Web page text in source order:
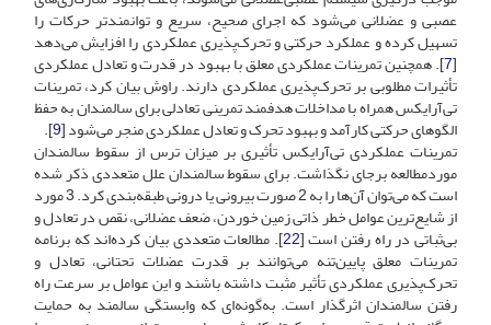
عصبی و عضلانی می‌شود که اجرای صحیح، سریع‌ و توانمندتر حرکات را
تسهیل کرده و عملکرد حرکتی و تحرک‌پذیری عملکردی را افزایش می‌دهد
[
7]. همچنین تمرینات عملکردی معلق با بهبود در قدرت و تعادل عملکردی
تأثیرات مطلوبی بر تحرک‌پذیری عملکردی دارند. راوش بیان کرد، تمرینات
تی‌آرایکس همراه با مداخلات هدفمند تمرینی تعادلی برای سالمندان به حفظ
الگوهای حرکتی کارآمد و بهبود تحرک و تعادل عملکردی منجر می‌شود [9
].
تمرینات عملکردی تی‌آرایکس تأثیری بر میزان ترس از سقوط سالمندان
موردمطالعه برجای نگذاشت. برای سقوط سالمندان علل متعددی ذکر شده
است که می‌توان آن‌ها را به 2 صورت بیرونی یا درونی طبقه‌بندی کرد. 3 مورد
از شایع‌ترین عوامل خطر ذاتی زمین خوردن، ضعف عضلانی، نقص در تعادل و
بی‌ثباتی در راه رفتن است [22]. مطالعات متعددی بیان کرده‌اند که برنامه
تمرینات معلق پایین‌تنه می‌توانند بر قدرت عضلات تحتانی، تعادل و
تحرک‌پذیری عملکردی تأثیر مثبت داشته باشند و این عوامل بر سرعت راه
رفتن سالمندان اثرگذار است. به‌گونه‌ای که وابستگی سالمند به حمایت